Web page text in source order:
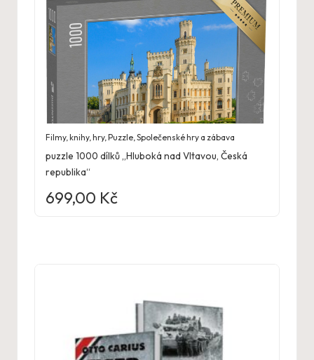
Filmy, knihy, hry,Puzzle,Společenské hry a zábava
puzzle 1000 dílků „Hluboká nad Vltavou, Česká
republika“
699,00 Kč